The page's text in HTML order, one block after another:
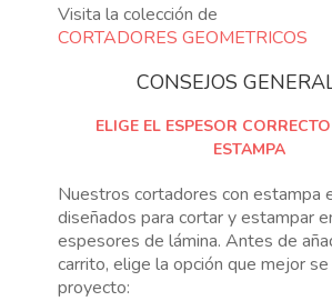
Visita la colección de
CORTADORES GEOMETRICOS
CONSEJOS
ELIGE EL ESPESOR
ESTAMPA
Nuestros cortadores con estampa
diseñados para cortar y estampar
espesores de lámina. Antes de
carrito, elige la opción que mejor
proyecto: